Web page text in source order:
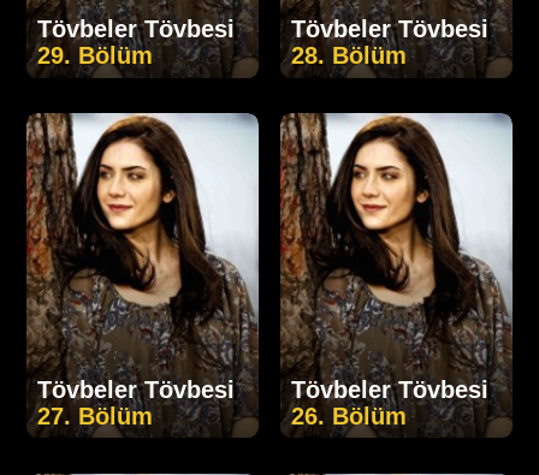
Tövbeler Tövbesi
29. Bölüm
Tövbeler Tövbesi
28. Bölüm
Tövbeler Tövbesi
27. Bölüm
Tövbeler Tövbesi
26. Bölüm